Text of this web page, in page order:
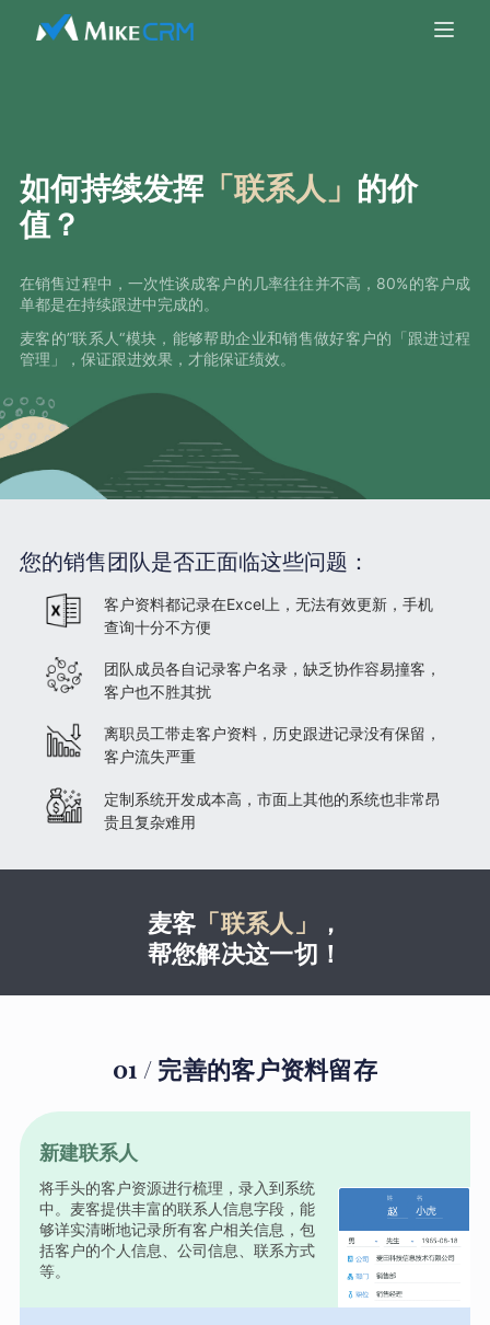
如何持续发挥「联系人」 的价
值？
在销售过程中，一次性谈成客户的几率往往并不高，80%的客户成
单都是在持续跟进中完成的。
麦客的”联系人“模块，能够帮助企业和销售做好客户的「跟进过程
管理」，保证跟进效果，才能保证绩效。
您的销售团队是否正面临这些问题：
客户资料都记录在Excel上，无法有效更新，手机
查询十分不方便
团队成员各自记录客户名录，缺乏协作容易撞客，
客户也不胜其扰
离职员工带走客户资料，历史跟进记录没有保留，
客户流失严重
定制系统开发成本高，市面上其他的系统也非常昂
贵且复杂难用
麦客 「联系人」
，
帮您解决这一切！
01 / 完善的客户资料留存
新建联系人
将手头的客户资源进行梳理，录入到系统
中。麦客提供丰富的联系人信息字段，能
够详实清晰地记录所有客户相关信息，包
括客户的个人信息、公司信息、联系方式
等。